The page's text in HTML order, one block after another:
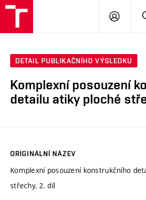
DETAIL PUBLIKAČNÍHO VÝSLEDKU
Komplexní posouzení
detailu atiky ploché
ORIGINÁLNÍ NÁZEV
Komplexní posouzení konstrukčního
střechy, 2. díl